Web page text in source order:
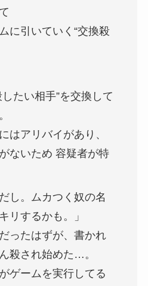
に引いていく“交換殺
たい相手”を交換して
はアリバイがあり、
ないため 容疑者が特
し。ムカつく奴の名
リするかも。」
ったはずが、書かれ
殺され始めた…。
ゲームを実行してる